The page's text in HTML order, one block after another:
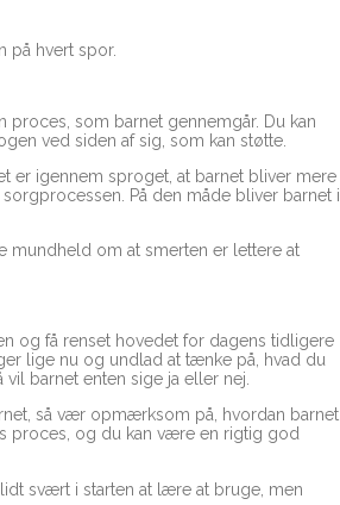
på hvert spor.
som barnet gennemgår. Du kan
ved siden af sig, som kan støtte.
er igennem sproget, at barnet bliver mere
På den måde bliver barnet i
mundheld om at smerten er lettere at
og få renset hovedet for dagens tidligere
lige nu og undlad at tænke på, hvad du
barnet enten sige ja eller nej.
så vær opmærksom på, hvordan barnet
proces, og du kan være en rigtig god
svært i starten at lære at bruge, men